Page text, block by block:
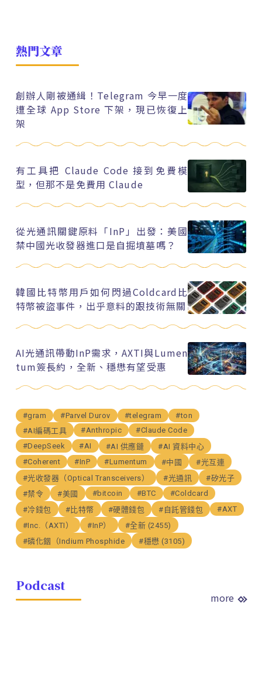
熱門文章
創辦人剛被通緝！Telegram 今早一度
遭全球 App Store 下架，現已恢復上
架
有工具把 Claude Code 接到免費模
型，但那不是免費用 Claude
從光通訊關鍵原料「InP」出發：美國
禁中國光收發器進口是自掘墳墓嗎？
韓國比特幣用戶如何閃過Coldcard比
特幣被盜事件，出乎意料的跟技術無關
AI光通訊帶動InP需求，AXTI與Lumen
tum簽長約，全新、穩懋有望受惠
#gram #Parvel Durov #telegram
#ton
#AI編碼工具
#Anthropic
#Claude Code
#DeepSeek
#AI #AI 供應鏈
#AI 資料中心
#Coherent
#InP #Lumentum #中國
#光互連
#光收發器（Optical Transceivers）
#光通訊
#矽光子
#禁令
#美國 #bitcoin #BTC
#Coldcard
#冷錢包
#比特幣 #硬體錢包 #自託管錢包
#AXT
#Inc.（AXTI）
#InP）
#全新 (2455)
#磷化銦（Indium Phosphide
#穩懋 (3105)
Podcast
more